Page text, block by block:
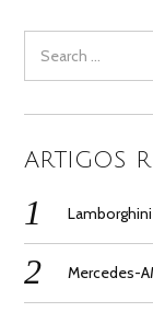
for:
ARTIGOS
Mercedes-